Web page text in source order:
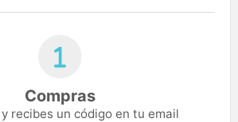
Compras
recibes un código en tu email